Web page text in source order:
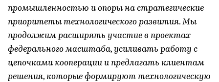
промышленностью и опоры на стратегические
приоритеты технологического развития. Мы
продолжим расширять участие в проектах
федерального масштаба, усиливать работу с
цепочками кооперации и предлагать клиентам
решения, которые формируют технологическую